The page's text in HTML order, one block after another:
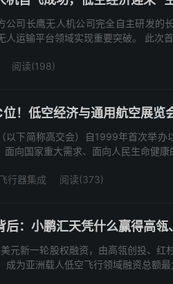
公司长鹰无人机公司完全自主研发
人运输平台领域实现重要突破。 此次
阅读(198)
！低空经济与通用航空展览
以下简称高交会）自1999年首次举
面向国家重大需求、面向人民生命健
行器集成 阅读(373)
：小鹏汇天凭什么赢得高瓴
元新一轮股权融资，由高瓴创投、
成为亚洲载人低空飞行领域融资总额